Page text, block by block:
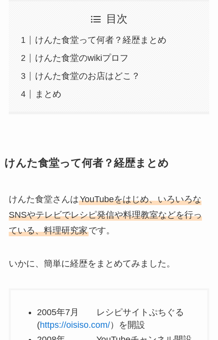
目次
けんた食堂って何者？経歴まとめ
けんた食堂のwikiプロフ
けんた食堂のお店はどこ？
まとめ
けんた食堂って何者？経歴まとめ
けんた食堂さんはYouTubeをはじめ、いろいろな
SNSやテレビでレシピ発信や料理教室などを行っ
ている、料理研究家です。
いかに、簡単に経歴をまとめてみました。
2005年7月 レシピサイトぷちぐる
(https://oisiso.com/）を開設